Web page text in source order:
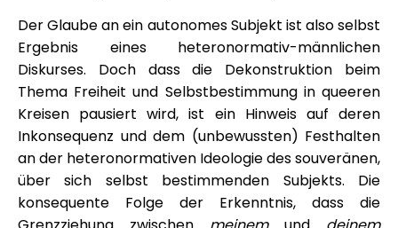
Der Glaube an ein autonomes Subjekt ist also selbst
Ergebnis eines heteronormativ-männlichen
Diskurses. Doch dass die Dekonstruktion beim
Thema Freiheit und Selbstbestimmung in queeren
Kreisen pausiert wird, ist ein Hinweis auf deren
Inkonsequenz und dem (unbewussten) Festhalten
an der heteronormativen Ideologie des souveränen,
über sich selbst bestimmenden Subjekts. Die
konsequente Folge der Erkenntnis, dass die